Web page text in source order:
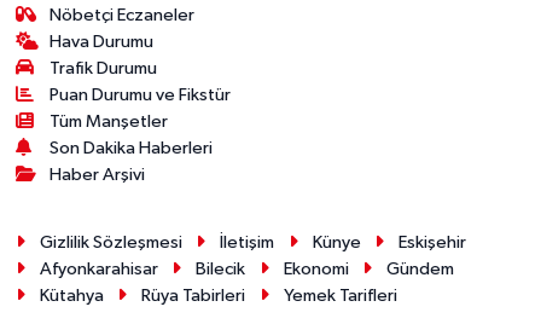
Nöbetçi Eczaneler
Hava Durumu
Trafik Durumu
Puan Durumu ve Fikstür
Tüm Manşetler
Son Dakika Haberleri
Haber Arşivi
Gizlilik Sözleşmesi İletişim Künye
Eskişehir
Afyonkarahisar
Bilecik Ekonomi
Gündem
Kütahya
Rüya Tabirleri Yemek Tarifleri